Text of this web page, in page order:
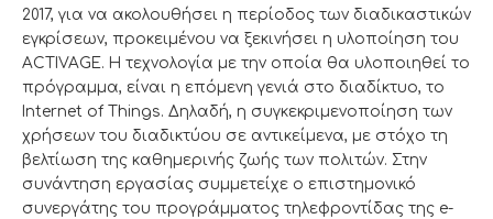
2017, για να ακολουθήσει η περίοδος των διαδικαστικών
εγκρίσεων, προκειμένου να ξεκινήσει η υλοποίηση του
ACTIVAGE. Η τεχνολογία με την οποία θα υλοποιηθεί το
πρόγραμμα, είναι η επόμενη γενιά στο διαδίκτυο, το
Internet of Things. Δηλαδή, η συγκεκριμενοποίηση των
χρήσεων του διαδικτύου σε αντικείμενα, με στόχο τη
βελτίωση της καθημερινής ζωής των πολιτών. Στην
συνάντηση εργασίας συμμετείχε ο επιστημονικό
συνεργάτης του προγράμματος τηλεφροντίδας της e-